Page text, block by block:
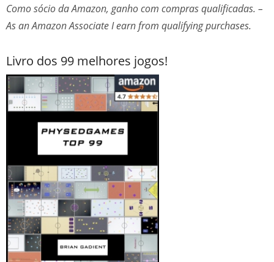
Como sócio da Amazon, ganho com compras qualificadas. –
As an Amazon Associate I earn from qualifying purchases.
Livro dos 99 melhores jogos!